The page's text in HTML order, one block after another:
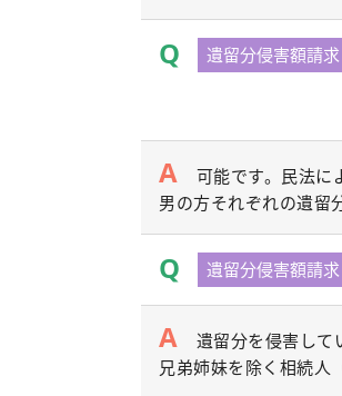
遺留分侵害額請求
可能です。民法に
男の方それぞれの遺留
遺留分侵害額請求
遺留分を侵害して
兄弟姉妹を除く相続人